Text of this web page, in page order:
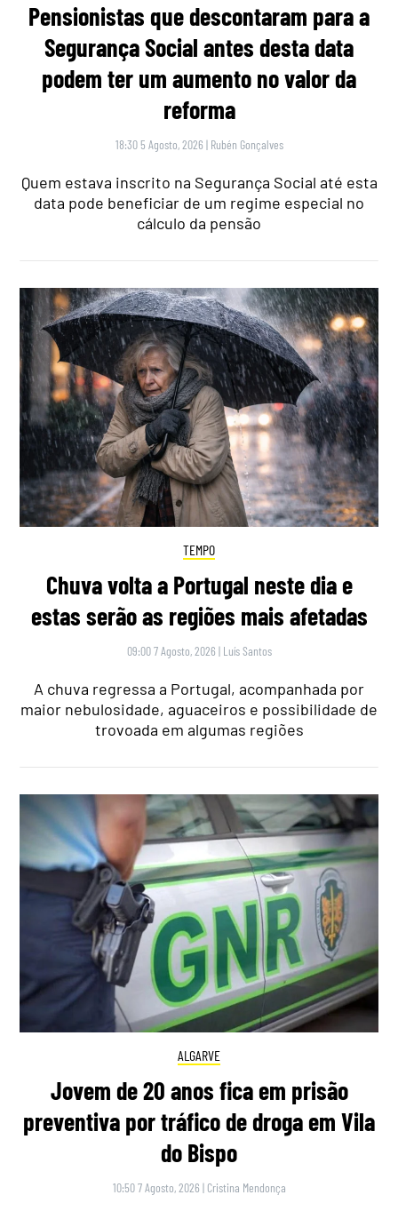
Pensionistas que descontaram para a
Segurança Social antes desta data
podem ter um aumento no valor da
reforma
18:30 5 Agosto, 2026 | Rubén Gonçalves
Quem estava inscrito na Segurança Social até esta
data pode beneficiar de um regime especial no
cálculo da pensão
TEMPO
Chuva volta a Portugal neste dia e
estas serão as regiões mais afetadas
09:00 7 Agosto, 2026 | Luís Santos
A chuva regressa a Portugal, acompanhada por
maior nebulosidade, aguaceiros e possibilidade de
trovoada em algumas regiões
ALGARVE
Jovem de 20 anos fica em prisão
preventiva por tráfico de droga em Vila
do Bispo
10:50 7 Agosto, 2026 | Cristina Mendonça